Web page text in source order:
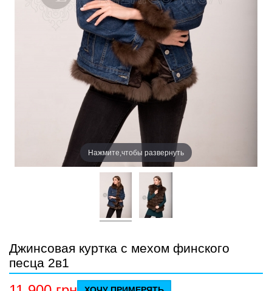
Нажмите,чтобы развернуть
Джинсовая куртка с мехом финского
песца 2в1